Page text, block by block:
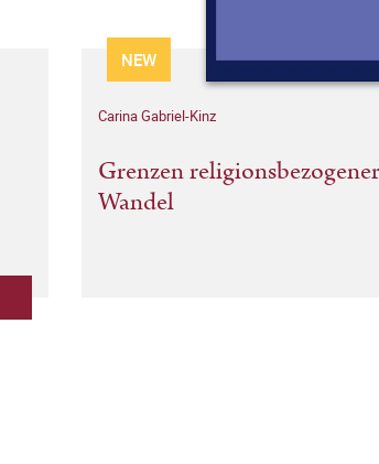
NEW
Carina Gabriel-Kinz
Grenzen
Wandel